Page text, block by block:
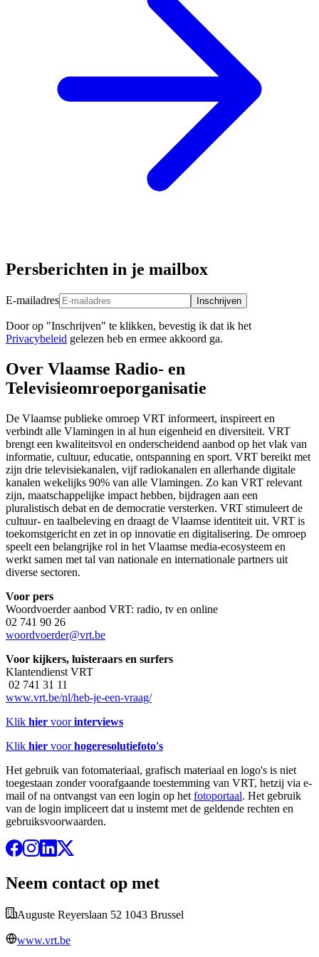
Persberichten in je mailbox
E-mailadres Inschrijven
Door op "Inschrijven" te klikken, bevestig ik dat ik het
Privacybeleid gelezen heb en ermee akkoord ga.
Over Vlaamse Radio- en
Televisieomroeporganisatie
De Vlaamse publieke omroep VRT informeert, inspireert en
verbindt alle Vlamingen in al hun eigenheid en diversiteit. VRT
brengt een kwaliteitsvol en onderscheidend aanbod op het vlak van
informatie, cultuur, educatie, ontspanning en sport. VRT bereikt met
zijn drie televisiekanalen, vijf radiokanalen en allerhande digitale
kanalen wekelijks 90% van alle Vlamingen. Zo kan VRT relevant
zijn, maatschappelijke impact hebben, bijdragen aan een
pluralistisch debat en de democratie versterken. VRT stimuleert de
cultuur- en taalbeleving en draagt de Vlaamse identiteit uit. VRT is
toekomstgericht en zet in op innovatie en digitalisering. De omroep
speelt een belangrijke rol in het Vlaamse media-ecosysteem en
werkt samen met tal van nationale en internationale partners uit
diverse sectoren.
Voor pers
Woordvoerder aanbod VRT: radio, tv en online
02 741 90 26
woordvoerder@vrt.be
Voor kijkers, luisteraars en surfers
Klantendienst VRT
02 741 31 11
www.vrt.be/nl/heb-je-een-vraag/
Klik hier voorinterviews
Klik hier voorhogeresolutiefoto's
Het gebruik van fotomateriaal, grafisch materiaal en logo's is niet
toegestaan zonder voorafgaande toestemming van VRT, hetzij via e-
mail of na ontvangst van een login op het fotoportaal. Het gebruik
van de login impliceert dat u instemt met de geldende rechten en
gebruiksvoorwaarden.
Neem contact op met
Auguste Reyerslaan 52 1043 Brussel
www.vrt.be